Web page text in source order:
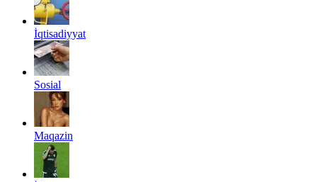
İqtisadiyyat
Sosial
Maqazin